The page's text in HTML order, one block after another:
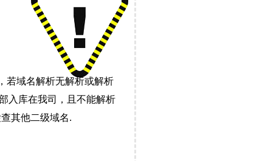
若域名解析无解析或解析
入库在我司，且不能解析
其他二级域名.